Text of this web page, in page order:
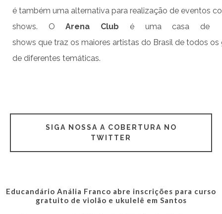
é também uma alternativa para realização de eventos
shows. OArena Club é uma casa de
shows que traz os maiores artistas do Brasil de todos
de diferentes temáticas.
SIGA NOSSA A COBERTURA NO
TWITTER
Educandário Anália Franco abre inscrições para curso
gratuito de violão e ukulelê em Santos